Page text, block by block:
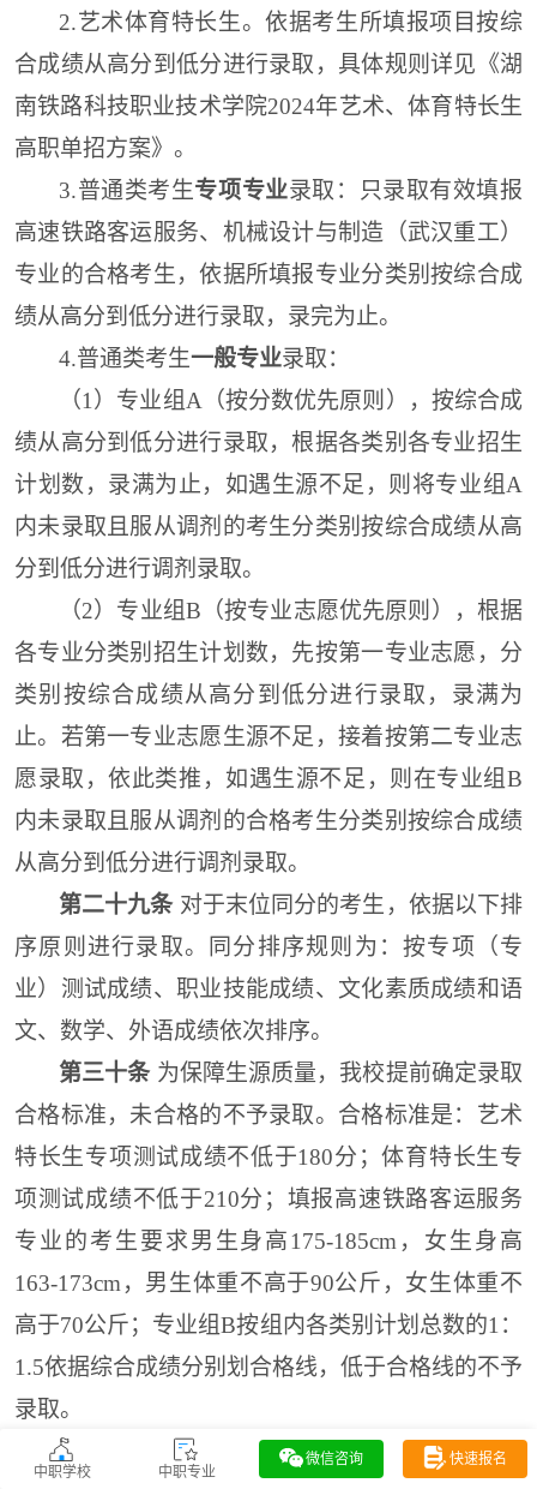
2.艺术体育特长生。依据考生所填报项目按综
合成绩从高分到低分进行录取 ， 具体规则详见《湖
南铁路科技职业技术学院2024年艺术、体育特长生
高职单招方案》。
3.普通类考生专项专业录取：只录取有效填报
高速铁路客运服务、机械设计与制造（武汉重工）
专业的合格考生，依据所填报专业分类别按综合成
绩从高分到低分进行录取， 录完为止。
4.普通类考生一般专业录取：
（1）专业组A（按分数优先原则）， 按综合成
绩从高分到低分进行录取，根据各类别各专业招生
计划数，录满为止， 如遇生源不足，则 将专业组A
内未录取且服从调剂的考生分类别按综合成绩从高
分到低分进行调剂录取。
（2）专业组B（按专业志愿优先原则）， 根据
各专业分类别招生计划数， 先按第一专业志愿， 分
类别 按综合成绩从高分到低分进行录取 ， 录满为
止。 若第一专业志愿生源不足，接着按第二专业志
愿录取，依此类推， 如遇生源不足，则 在专业组B
内未录取且服从调剂的合格考生分类别 按综合成绩
从高分到低分进行调剂录取。
第二十九条 对于末位同分的考生，依据以下排
序原则进行录取。同分排序规则为：按专项（专
业）测试成绩、职业技能成绩、文化素质成绩和语
文、数学、外语成绩依次排序。
第三十条 为保障生源质量，我校提前确定录取
合格标准，未合格的不予录取。合格标准是：艺术
特长生专项测试成绩不低于180分；体育特长生专
项测试成绩不低于210分；填报高速铁路客运服务
专业的考生要求男生身高175-185cm，女生身高
163-173cm，男生体重不高于90公斤，女生体重不
高于70公斤；专业组B按组内各类别计划总数的1：
1.5依据综合成绩分别划合格线，低于合格线的不予
录取。
第三十一条
我校将通过招生官网
中职学校 中职专业
微信咨询 快速报名